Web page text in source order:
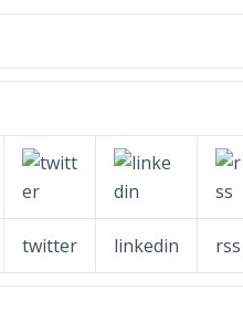
twitter linkedin rss